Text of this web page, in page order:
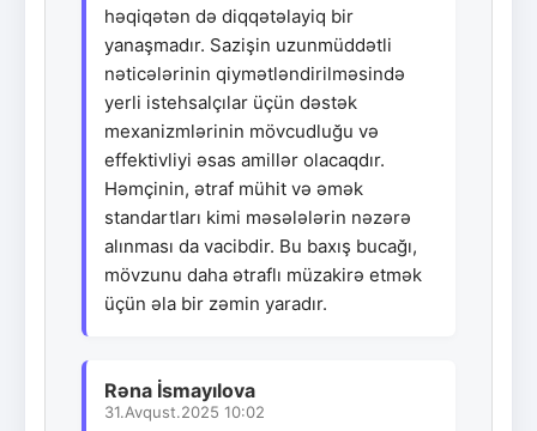
həqiqətən də diqqətəlayiq bir
yanaşmadır. Sazişin uzunmüddətli
nəticələrinin qiymətləndirilməsində
yerli istehsalçılar üçün dəstək
mexanizmlərinin mövcudluğu və
effektivliyi əsas amillər olacaqdır.
Həmçinin, ətraf mühit və əmək
standartları kimi məsələlərin nəzərə
alınması da vacibdir. Bu baxış bucağı,
mövzunu daha ətraflı müzakirə etmək
üçün əla bir zəmin yaradır.
Rəna İsmayılova
31.Avqust.2025 10:02